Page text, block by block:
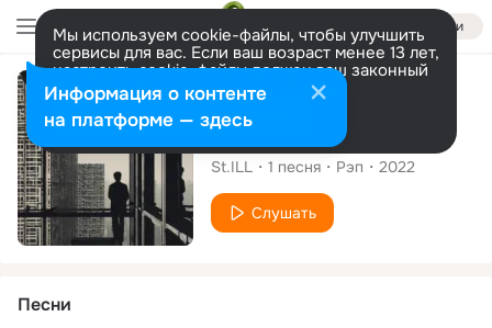
Войти
Мы используем cookie-файлы, чтобы улучшить
сервисы для вас. Если ваш возраст менее 13 лет,
настроить cookie-файлы должен ваш законный
представитель. Больше информации
Разрешить все Настроить
Сингл
Noir
St.ILL 1 песня Рэп 2022
Слушать
Песни
Информация о контенте
на платформе — здесь